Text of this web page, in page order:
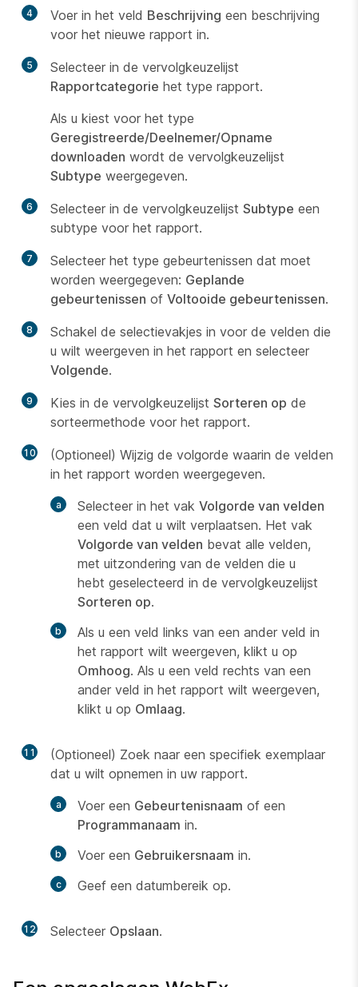
4 Voer in het veld Beschrijving een beschrijving
voor het nieuwe rapport in.
5
Selecteer in de vervolgkeuzelijst
Rapportcategorie het type rapport.
Als u kiest voor het type
Geregistreerde/Deelnemer/Opname
downloaden wordt de vervolgkeuzelijst
Subtype weergegeven.
6 Selecteer in de vervolgkeuzelijst Subtype een
subtype voor het rapport.
7
Selecteer het type gebeurtenissen dat moet
worden weergegeven: Geplande
gebeurtenissen of Voltooide gebeurtenissen.
8
Schakel de selectievakjes in voor de velden die
u wilt weergeven in het rapport en selecteer
Volgende.
9 Kies in de vervolgkeuzelijst Sorteren op de
sorteermethode voor het rapport.
10
(Optioneel) Wijzig de volgorde waarin de velden
in het rapport worden weergegeven.
Selecteer in het vak Volgorde van velden
een veld dat u wilt verplaatsen. Het vak
Volgorde van velden bevat alle velden,
met uitzondering van de velden die u
hebt geselecteerd in de vervolgkeuzelijst
Sorteren op.
Als u een veld links van een ander veld in
het rapport wilt weergeven, klikt u op
Omhoog. Als u een veld rechts van een
ander veld in het rapport wilt weergeven,
klikt u op Omlaag.
11
(Optioneel) Zoek naar een specifiek exemplaar
dat u wilt opnemen in uw rapport.
Voer een Gebeurtenisnaam of een
Programmanaam in.
Voer een Gebruikersnaam in.
Geef een datumbereik op.
12 Selecteer Opslaan.